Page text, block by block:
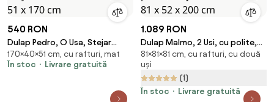
540 RON
Dulap Pedro, O Usa, Stejar
Artisan/Antracit, 40 x 51 x 170
cm
170×40×51 cm, cu rafturi, mat
În stoc
Livrare gratuită
1.089 RON
Dulap Malmo, 2 Usi, cu polite,
Stejar Alb/Antracit, 81 x 52 x
200 cm
81×81×81 cm, cu rafturi, cu două
uși
(1)
În stoc
Livrare gratuită